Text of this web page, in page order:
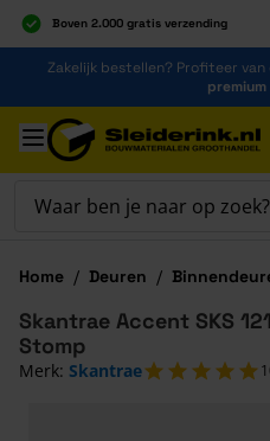
Boven 2.000 gratis verzending
Al 40 jaar dé specialist
Alles onder één dak
Ga naar de inhoud
Zakelijk bestellen? Profiteer van
Ga naar hoofdinhoud
Home / Deuren /
Skantrae Accent SKS
Stomp
Merk: Skantrae